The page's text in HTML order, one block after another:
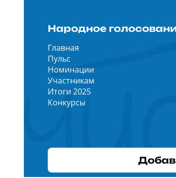
Народное
Главная
Пульс
Номинации
Участникам
Итоги 2025
Конкурсы